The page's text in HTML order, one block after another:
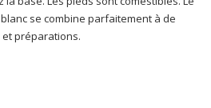
se combine parfaitement à de
préparations.